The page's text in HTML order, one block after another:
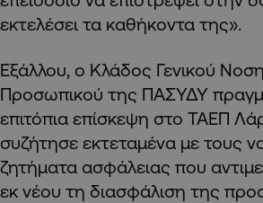
εκτελέσει τα καθήκοντα της».
Εξάλλου, ο Κλάδος Γενικού
Προσωπικού της ΠΑΣΥΔΥ
επιτόπια επίσκεψη στο ΤΑΕΠ
συζήτησε εκτεταμένα με τους
ζητήματα ασφάλειας που
εκ νέου τη διασφάλιση της